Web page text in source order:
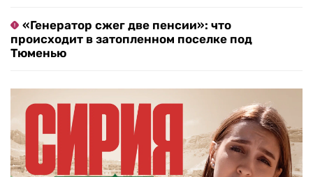
«Генератор сжег две пенсии»: что
происходит в затопленном поселке под
Тюменью